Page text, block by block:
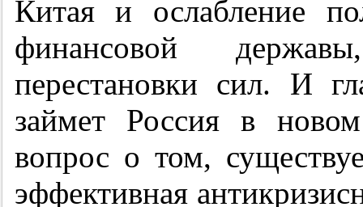
Китая и ослабление
финансовой
перестановки сил. И
займет Россия в
вопрос о том,
эффективная